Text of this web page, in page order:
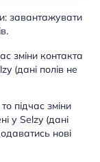
завантажувати
зміни контакта
(дані полів не
то підчас зміни
у Selzy (дані
нові